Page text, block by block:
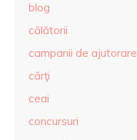
blog
călătorii
campanii de ajutorare
cărţi
ceai
concursuri